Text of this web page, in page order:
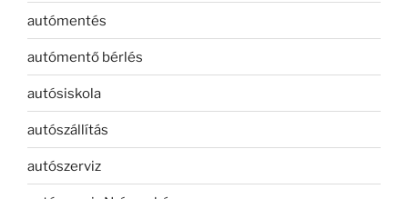
autómentés
autómentő bérlés
autósiskola
autószállítás
autószerviz